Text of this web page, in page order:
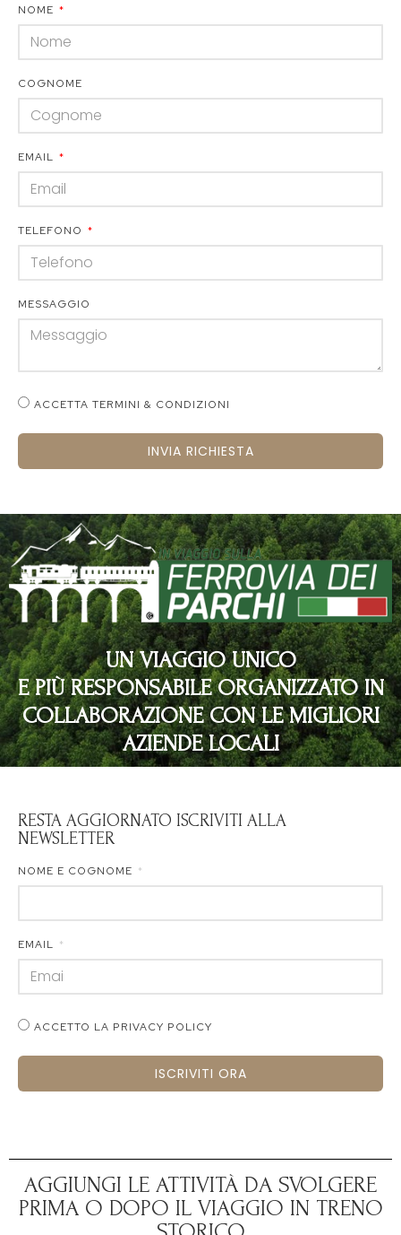
NOME
COGNOME
EMAIL
TELEFONO
MESSAGGIO
ACCETTA TERMINI & CONDIZIONI
INVIA RICHIESTA
UN VIAGGIO UNICO
E PIÙ RESPONSABILE ORGANIZZATO IN
COLLABORAZIONE CON LE MIGLIORI
AZIENDE LOCALI
RESTA AGGIORNATO ISCRIVITI ALLA
NEWSLETTER
NOME E COGNOME
EMAIL
ACCETTO LA PRIVACY POLICY
ISCRIVITI ORA
AGGIUNGI LE ATTIVITÀ DA SVOLGERE
PRIMA O DOPO IL VIAGGIO IN TRENO